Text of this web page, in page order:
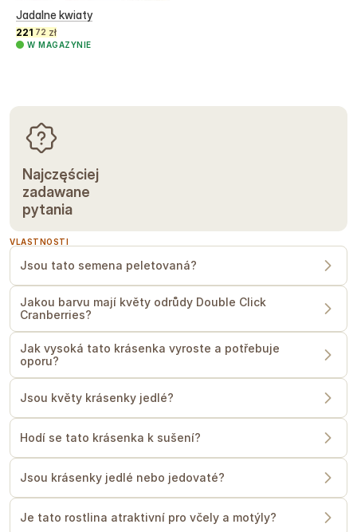
Jadalne kwiaty
221 72 zł
W MAGAZYNIE
Najczęściej
zadawane
pytania
VLASTNOSTI
Jsou tato semena peletovaná?
Jakou barvu mají květy odrůdy Double Click
Cranberries?
Jak vysoká tato krásenka vyroste a potřebuje
oporu?
Jsou květy krásenky jedlé?
Hodí se tato krásenka k sušení?
Jsou krásenky jedlé nebo jedovaté?
Je tato rostlina atraktivní pro včely a motýly?